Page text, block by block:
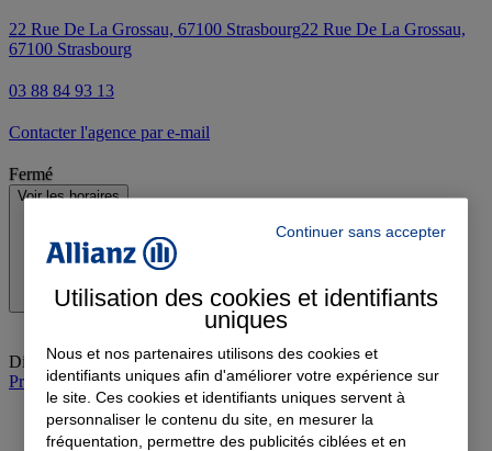
22 Rue De La Grossau, 67100 Strasbourg22 Rue De La Grossau,
67100 Strasbourg
03 88 84 93 13
Contacter l'agence par e-mail
Fermé
Voir les horaires
Dimanche: Fermé
Prendre rendez-vous à l'agence
Continuer sans accepter
Utilisation des cookies et identifiants
uniques
Nous et nos partenaires utilisons des cookies et
identifiants uniques afin d'améliorer votre expérience sur
le site. Ces cookies et identifiants uniques servent à
personnaliser le contenu du site, en mesurer la
fréquentation, permettre des publicités ciblées et en